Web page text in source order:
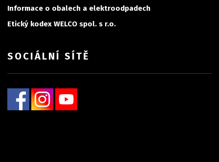
Informace o obalech a elektroodpadech
Etický kodex WELCO spol. s r.o.
SOCIÁLNÍ SÍTĚ